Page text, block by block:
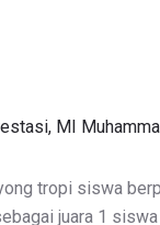
, MI
tropi siswa
juara 1